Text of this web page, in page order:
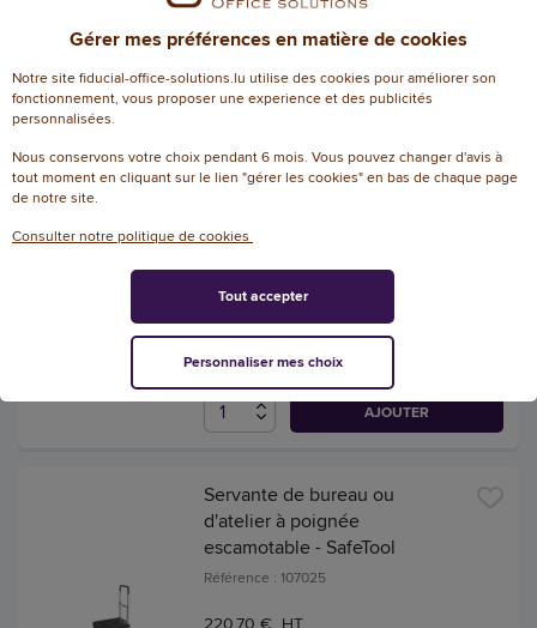
181,83 € HT
EN STOCK, LIVRÉ EN 24/48H
télescopique - VISO
Référence : 145034
(123,91 € TTC)
EN STOCK, LIVRÉ EN 24/48H
AJOUTER
Servante de bureau ou
d'atelier à poignée
escamotable - SafeTool
Référence : 107025
Gérer mes préférences en matière de cookies
Notre site fiducial-office-solutions.lu utilise des cookies pour améliorer son
fonctionnement, vous proposer une experience et des publicités
personnalisées.
Nous conservons votre choix pendant 6 mois. Vous pouvez changer d'avis à
tout moment en cliquant sur le lien "gérer les cookies" en bas de chaque page
de notre site.
Consulter notre politique de cookies
Personnaliser mes choix
Tout accepter